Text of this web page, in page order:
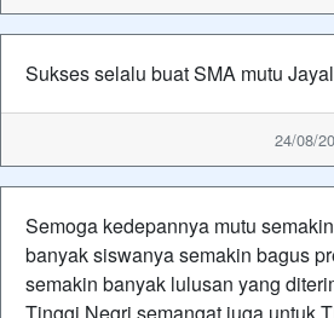
Sukses selalu buat SMA mutu
24/08/
Semoga kedepannya mutu
banyak siswanya semakin bagus
semakin banyak lulusan yang